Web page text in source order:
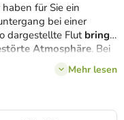
für Sie ein
bei einer
dargestellte Flut bringt
Atmosphäre. Bei
Neuem begeistert
Mehr lesen